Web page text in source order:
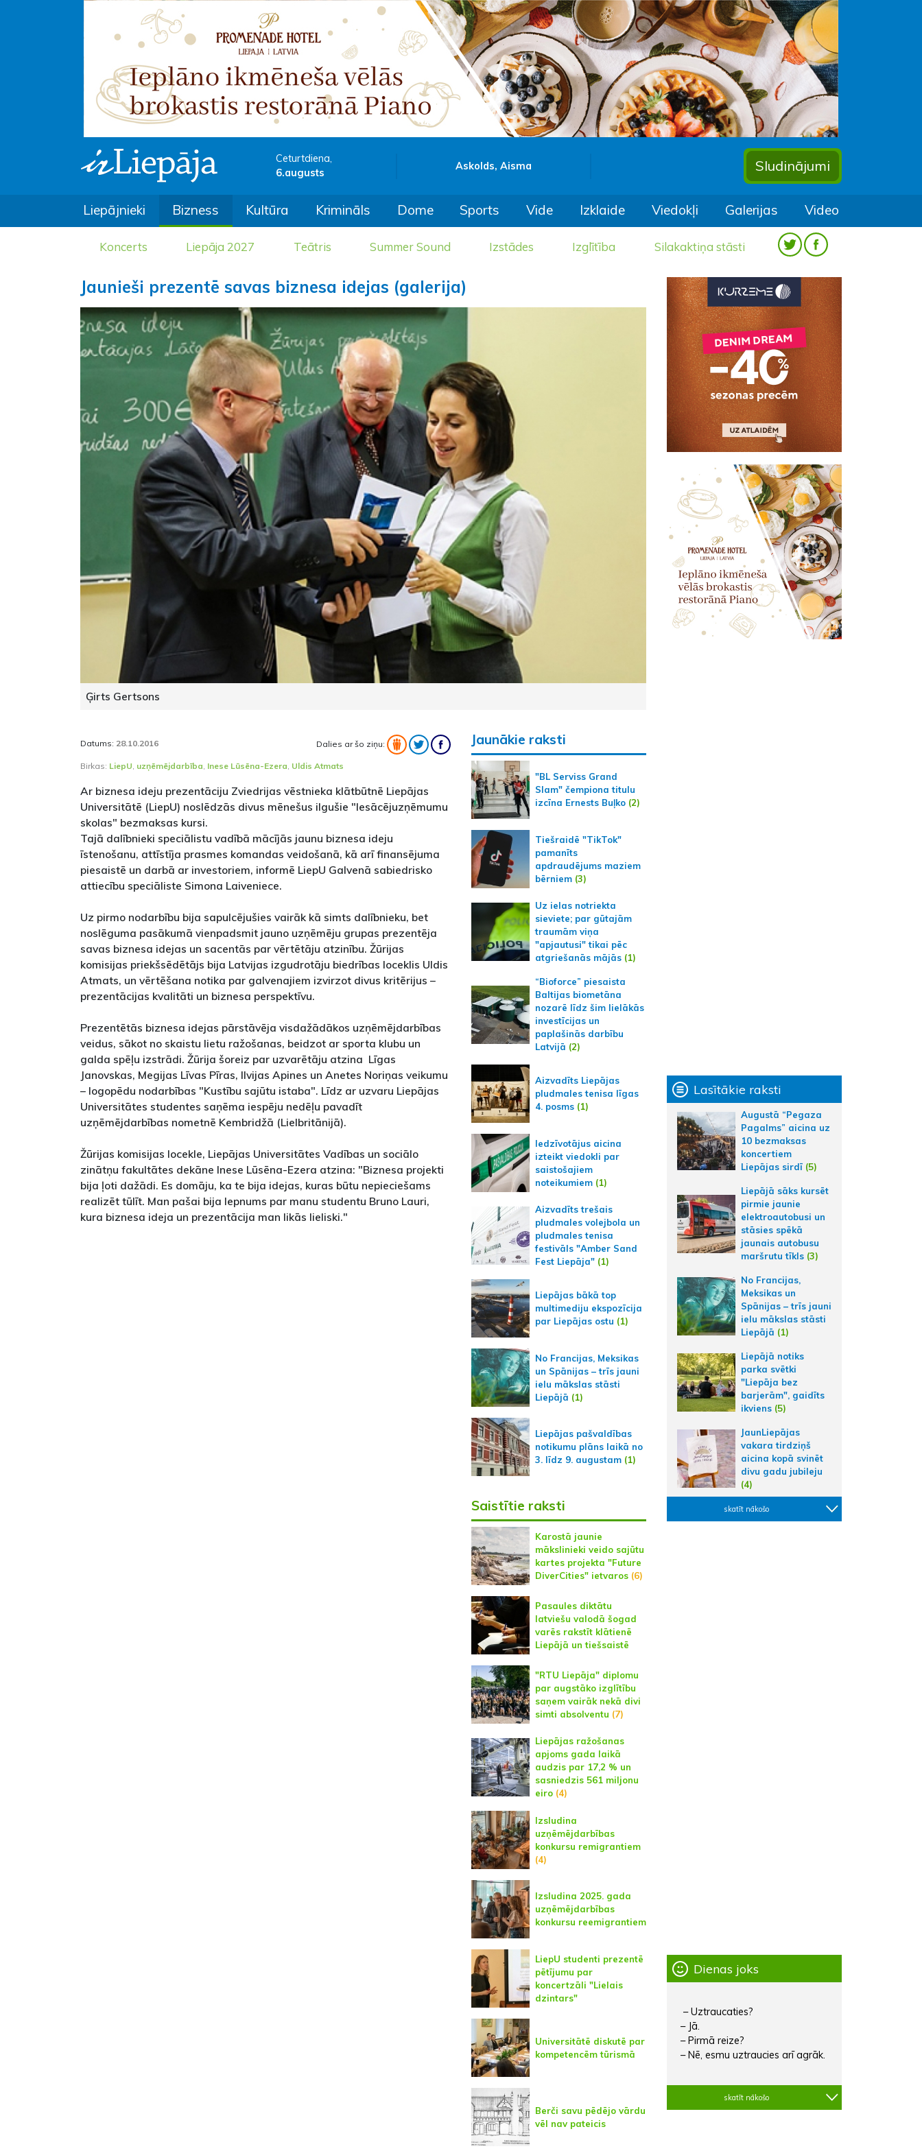
Ceturtdiena,
6.augusts
Askolds, Aisma Sludinājumi
Liepājnieki Bizness Kultūra Krimināls Dome Sports Vide Izklaide Viedokļi Galerijas Video
Koncerts Liepāja 2027 Teātris Summer Sound Izstādes Izglītība Silakaktiņa stāsti
Jaunieši prezentē savas biznesa idejas (galerija)
Ģirts Gertsons
Datums: 28.10.2016 Dalies ar šo ziņu:
Birkas: LiepU, uzņēmējdarbība, Inese Lūsēna-Ezera, Uldis Atmats
Ar biznesa ideju prezentāciju Zviedrijas vēstnieka klātbūtnē Liepājas
Universitātē (LiepU) noslēdzās divus mēnešus ilgušie "Iesācējuzņēmumu
skolas" bezmaksas kursi.
Tajā dalībnieki speciālistu vadībā mācījās jaunu biznesa ideju
īstenošanu, attīstīja prasmes komandas veidošanā, kā arī finansējuma
piesaistē un darbā ar investoriem, informē LiepU Galvenā sabiedrisko
attiecību speciāliste Simona Laiveniece.
Uz pirmo nodarbību bija sapulcējušies vairāk kā simts dalībnieku, bet
noslēguma pasākumā vienpadsmit jauno uzņēmēju grupas prezentēja
savas biznesa idejas un sacentās par vērtētāju atzinību. Žūrijas
komisijas priekšsēdētājs bija Latvijas izgudrotāju biedrības loceklis Uldis
Atmats, un vērtēšana notika par galvenajiem izvirzot divus kritērijus –
prezentācijas kvalitāti un biznesa perspektīvu.
Prezentētās biznesa idejas pārstāvēja visdažādākos uzņēmējdarbības
veidus, sākot no skaistu lietu ražošanas, beidzot ar sporta klubu un
galda spēļu izstrādi. Žūrija šoreiz par uzvarētāju atzina Līgas
Janovskas, Megijas Līvas Pīras, Ilvijas Apines un Anetes Noriņas veikumu
– logopēdu nodarbības "Kustību sajūtu istaba". Līdz ar uzvaru Liepājas
Universitātes studentes saņēma iespēju nedēļu pavadīt
uzņēmējdarbības nometnē Kembridžā (Lielbritānijā).
Žūrijas komisijas locekle, Liepājas Universitātes Vadības un sociālo
zinātņu fakultātes dekāne Inese Lūsēna-Ezera atzina: "Biznesa projekti
bija ļoti dažādi. Es domāju, ka te bija idejas, kuras būtu nepieciešams
realizēt tūlīt. Man pašai bija lepnums par manu studentu Bruno Lauri,
kura biznesa ideja un prezentācija man likās lieliski."
Jaunākie raksti
"BL Serviss Grand
Slam" čempiona titulu
izcīna Ernests Buļko(2)
Tiešraidē "TikTok"
pamanīts
apdraudējums maziem
bērniem(3)
Uz ielas notriekta
sieviete; par gūtajām
traumām viņa
"apjautusi" tikai pēc
atgriešanās mājās(1)
“Bioforce” piesaista
Baltijas biometāna
nozarē līdz šim lielākās
investīcijas un
paplašinās darbību
Latvijā (2)
Aizvadīts Liepājas
pludmales tenisa līgas
4. posms(1)
Iedzīvotājus aicina
izteikt viedokli par
saistošajiem
noteikumiem (1)
Aizvadīts trešais
pludmales volejbola un
pludmales tenisa
festivāls "Amber Sand
Fest Liepāja"(1)
Liepājas bākā top
multimediju ekspozīcija
par Liepājas ostu (1)
No Francijas, Meksikas
un Spānijas – trīs jauni
ielu mākslas stāsti
Liepājā (1)
Liepājas pašvaldības
notikumu plāns laikā no
3. līdz 9. augustam(1)
Saistītie raksti
Karostā jaunie
mākslinieki veido sajūtu
kartes projekta "Future
DiverCities" ietvaros(6)
Pasaules diktātu
latviešu valodā šogad
varēs rakstīt klātienē
Liepājā un tiešsaistē
"RTU Liepāja" diplomu
par augstāko izglītību
saņem vairāk nekā divi
simti absolventu (7)
Liepājas ražošanas
apjoms gada laikā
audzis par 17,2 % un
sasniedzis 561 miljonu
eiro(4)
Izsludina
uzņēmējdarbības
konkursu remigrantiem
(4)
Izsludina 2025. gada
uzņēmējdarbības
konkursu reemigrantiem
LiepU studenti prezentē
pētījumu par
koncertzāli "Lielais
dzintars"
Universitātē diskutē par
kompetencēm tūrismā
Berči savu pēdējo vārdu
vēl nav pateicis
Lasītākie raksti
Augustā “Pegaza
Pagalms” aicina uz
10 bezmaksas
koncertiem
Liepājas sirdī (5)
Liepājā sāks kursēt
pirmie jaunie
elektroautobusi un
stāsies spēkā
jaunais autobusu
maršrutu tīkls (3)
No Francijas,
Meksikas un
Spānijas – trīs jauni
ielu mākslas stāsti
Liepājā (1)
Liepājā notiks
parka svētki
"Liepāja bez
barjerām", gaidīts
ikviens (5)
JaunLiepājas
vakara tirdziņš
aicina kopā svinēt
divu gadu jubileju
(4)
skatīt nākošo
Dienas joks
– Uztraucaties?
– Jā.
– Pirmā reize?
– Nē, esmu uztraucies arī agrāk.
skatīt nākošo